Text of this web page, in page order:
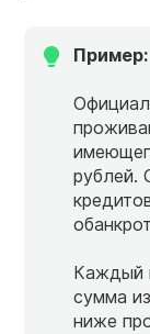
Пример:
рублей.
Каждый
сумма
ниже